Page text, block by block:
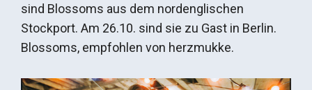
sind Blossoms aus dem nordenglischen
Stockport. Am 26.10. sind sie zu Gast in Berlin.
Blossoms, empfohlen von herzmukke.